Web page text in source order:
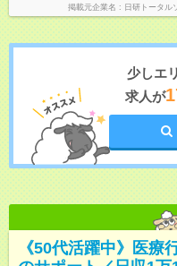
掲載元企業名 日研トータ
少しエ
求人が
《50代活躍中》医療